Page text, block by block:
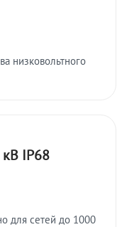
низковольтного
IP68
для сетей до 1000